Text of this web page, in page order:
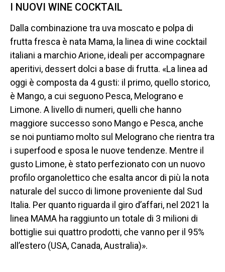
I NUOVI WINE COCKTAIL
Dalla combinazione tra uva moscato e polpa di
frutta fresca è nata Mama, la linea di wine cocktail
italiani a marchio Arione, ideali per accompagnare
aperitivi, dessert dolci a base di frutta. «La linea ad
oggi è composta da 4 gusti: il primo, quello storico,
è Mango, a cui seguono Pesca, Melograno e
Limone. A livello di numeri, quelli che hanno
maggiore successo sono Mango e Pesca, anche
se noi puntiamo molto sul Melograno che rientra tra
i superfood e sposa le nuove tendenze. Mentre il
gusto Limone, è stato perfezionato con un nuovo
profilo organolettico che esalta ancor di più la nota
naturale del succo di limone proveniente dal Sud
Italia. Per quanto riguarda il giro d’affari, nel 2021 la
linea MAMA ha raggiunto un totale di 3 milioni di
bottiglie sui quattro prodotti, che vanno per il 95%
all’estero (USA, Canada, Australia)».